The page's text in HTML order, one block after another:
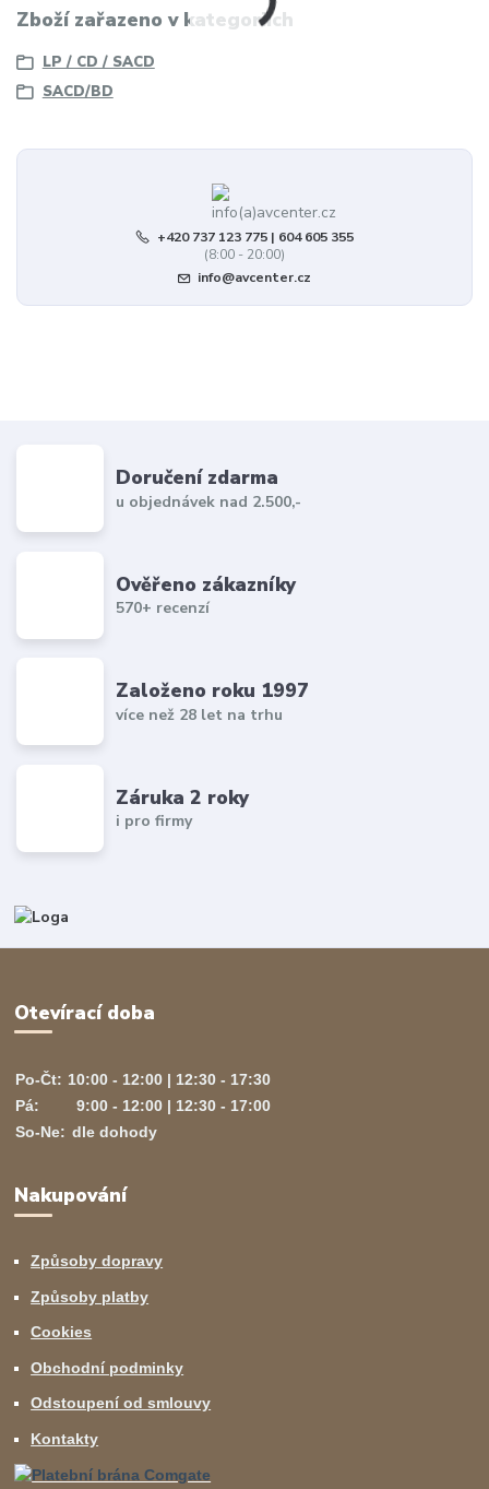
Zboží zařazeno v kategoriích
LP / CD / SACD
SACD/BD
+420 737 123 775 | 604 605 355
(8:00 - 20:00)
info@avcenter.cz
Doručení zdarma
u objednávek nad 2.500,-
Ověřeno zákazníky
570+ recenzí
Založeno roku 1997
více než 28 let na trhu
Záruka 2 roky
i pro firmy
Otevírací doba
Po-Čt: 10:00 - 12:00 | 12:30 - 17:30
Pá:
9:00 - 12:00 | 12:30 - 17:00
So-Ne: dle dohody
Nakupování
Způsoby dopravy
Způsoby platby
Cookies
Obchodní podminky
Odstoupení od smlouvy
Kontakty